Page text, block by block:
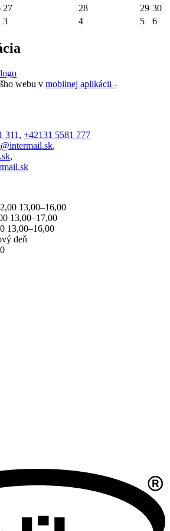
27 28 29 30
3 4 5 6
webu v mobilnej aplikácii -
311 , +42131 5581 777
,
,
13,00–16,00
13,00–17,00
13,00–16,00
deň